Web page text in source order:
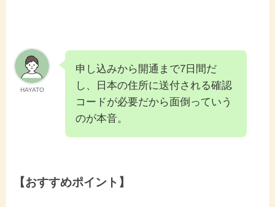
HAYATO
申し込みから開通まで7日間だ
し、日本の住所に送付される確認
コードが必要だから面倒っていう
のが本音。
【おすすめポイント】